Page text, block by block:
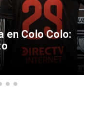
en Colo Colo: